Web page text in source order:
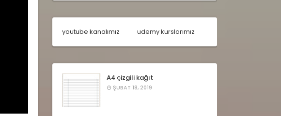
youtube kanalımız udemy kurslarımız
A4 çizgili kağıt
ŞUBAT 18, 2019